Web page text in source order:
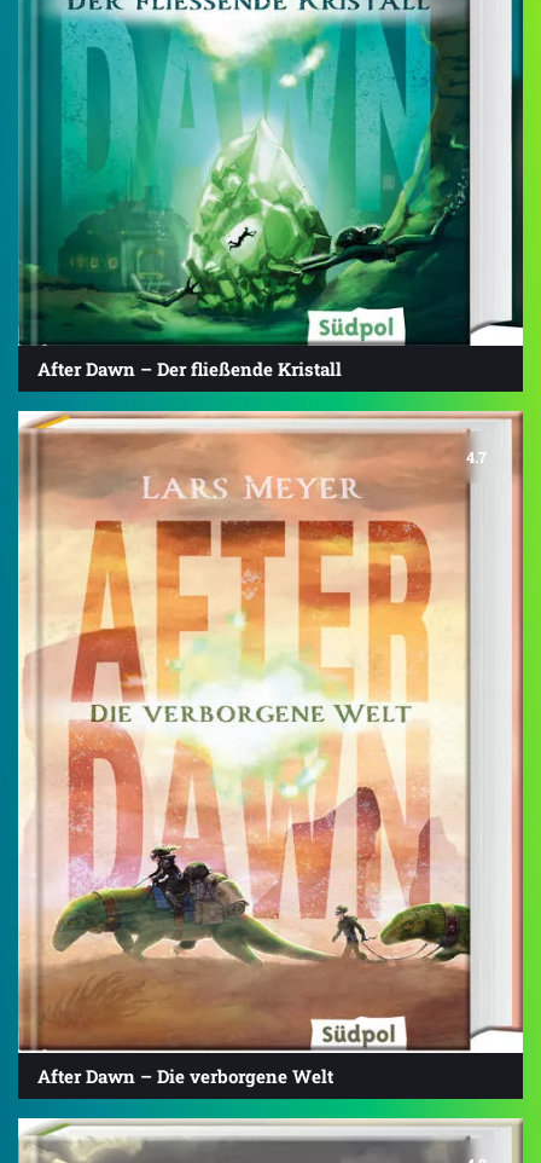
After Dawn – Der fließende Kristall
4.7
After Dawn – Die verborgene Welt